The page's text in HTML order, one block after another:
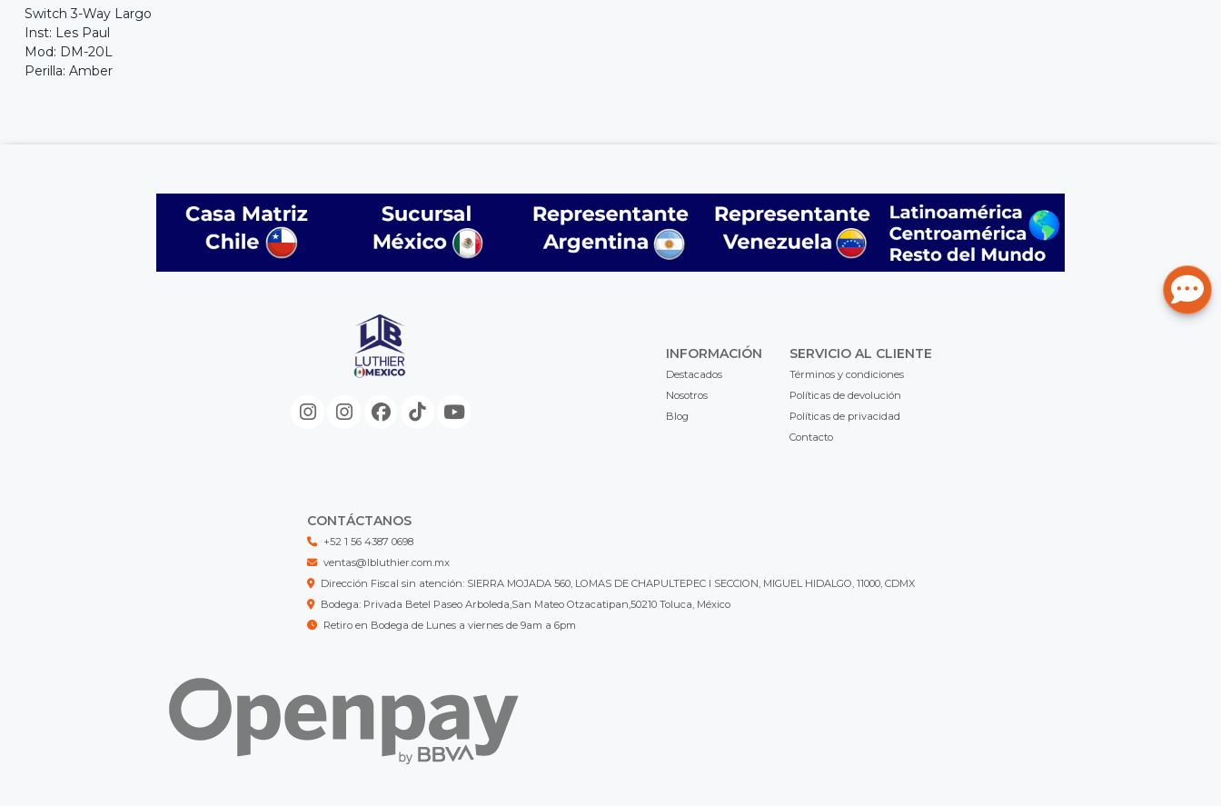
Switch 3-Way Largo
Inst: Les Paul
Mod: DM-20L
Perilla: Amber
INFORMACIÓN
Destacados
Nosotros
Blog
SERVICIO AL CLIENTE
Términos y condiciones
Políticas de devolución
Políticas de privacidad
Contacto
CONTÁCTANOS
+52 1 56 4387 0698
ventas@lbluthier.com.mx
Dirección Fiscal sin atención: SIERRA MOJADA 560, LOMAS DE CHAPULTEPEC I SECCION, MIGUEL HIDALGO, 11000, CDMX
Bodega: Privada Betel Paseo Arboleda,San Mateo Otzacatipan,50210 Toluca, México
Retiro en Bodega de Lunes a viernes de 9am a 6pm